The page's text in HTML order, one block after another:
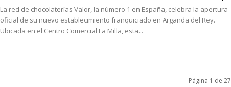
La red de chocolaterías Valor, la número 1 en España, celebra la apertura
oficial de su nuevo establecimiento franquiciado en Arganda del Rey.
Ubicada en el Centro Comercial La Milla, esta...
Página 1 de 27